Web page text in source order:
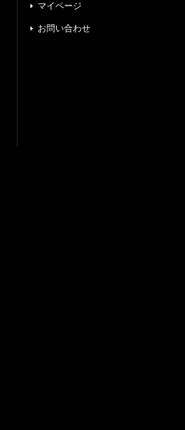
マイページ
お問い合わせ